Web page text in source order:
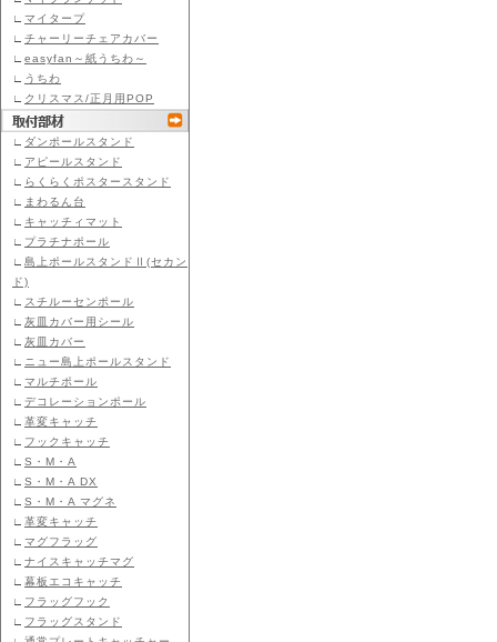
∟ マイタープ
∟ チャーリーチェアカバー
∟ easyfan～紙うちわ～
∟
うちわ
∟ クリスマス/正月用POP
∟ ダンポールスタンド
∟ アピールスタンド
∟ らくらくポスタースタンド
∟
まわるん台
∟ キャッチィマット
∟ プラチナポール
∟ 島上ポールスタンドⅡ(セカン
ド)
∟ スチルーセンポール
∟ 灰皿カバー用シール
∟ 灰皿カバー
∟
ニュー島上ポールスタンド
∟ マルチポール
∟ デコレーションポール
∟ 革変キャッチ
∟ フックキャッチ
∟ S・M・A
∟ S・M・A DX
∟ S・M・A マグネ
∟ 革変キャッチ
∟ マグフラッグ
∟ ナイスキャッチマグ
∟ 幕板エコキャッチ
∟ フラッグフック
∟ フラッグスタンド